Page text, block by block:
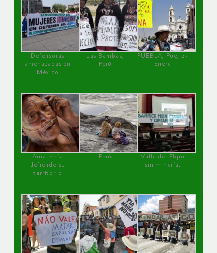
Defensoras
amenazadas en
México
Las Bambas,
Perú
PUEBLA, Pue, 27
Enero
Amazonía
defiende su
territorio
Perú
Valle del Elqui
sin minería.